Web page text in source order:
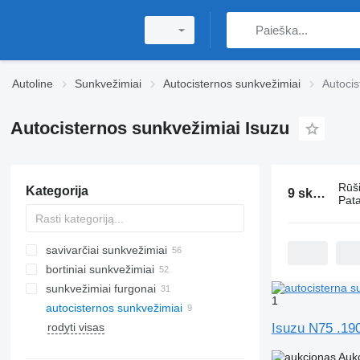
Autoline Sunkvežimiai Autocisternos sunkvežimiai
Autocisternos sunkvežimiai Isuzu
Kategorija
savivarčiai sunkvežimiai
bortiniai sunkvežimiai
sunkvežimiai furgonai
autocisternos sunkvežimiai
rodyti visas
9 skelbimai:
1
Isuzu N75